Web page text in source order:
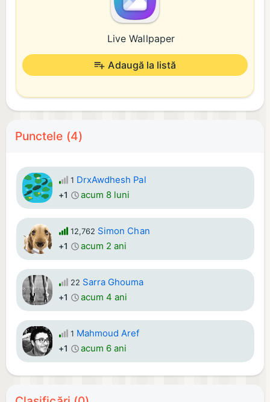
Live Wallpaper
Adaugă la listă
Punctele (4)
1 DrxAwdhesh Pal
+1 acum 8 luni
12,762 Simon Chan
+1 acum 2 ani
22 Sarra Ghouma
+1 acum 4 ani
1 Mahmoud Aref
+1 acum 6 ani